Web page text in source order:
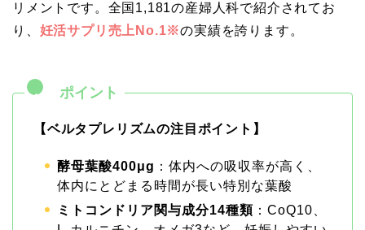
リメントです。全国1,181の産婦人科で紹介されてお
り、 妊活サプリ売上No.1※の実績を誇ります。
【ベルタプレリズムの注目ポイント】
酵母葉酸400μg ：体内への吸収率が高く、
体内にとどまる時間が長い特別な葉酸
ミトコンドリア関与成分14種類 ：CoQ10、